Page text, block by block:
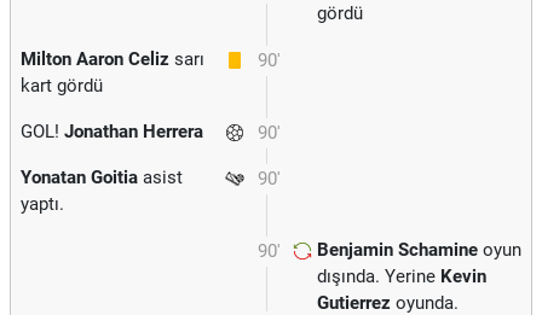
gördü
90'
Milton Aaron Celiz sarı
kart gördü
90'
GOL! Jonathan Herrera
90'
Yonatan Goitia asist
yaptı.
90' Benjamin Schamine oyun
dışında. Yerine Kevin
Gutierrez oyunda.